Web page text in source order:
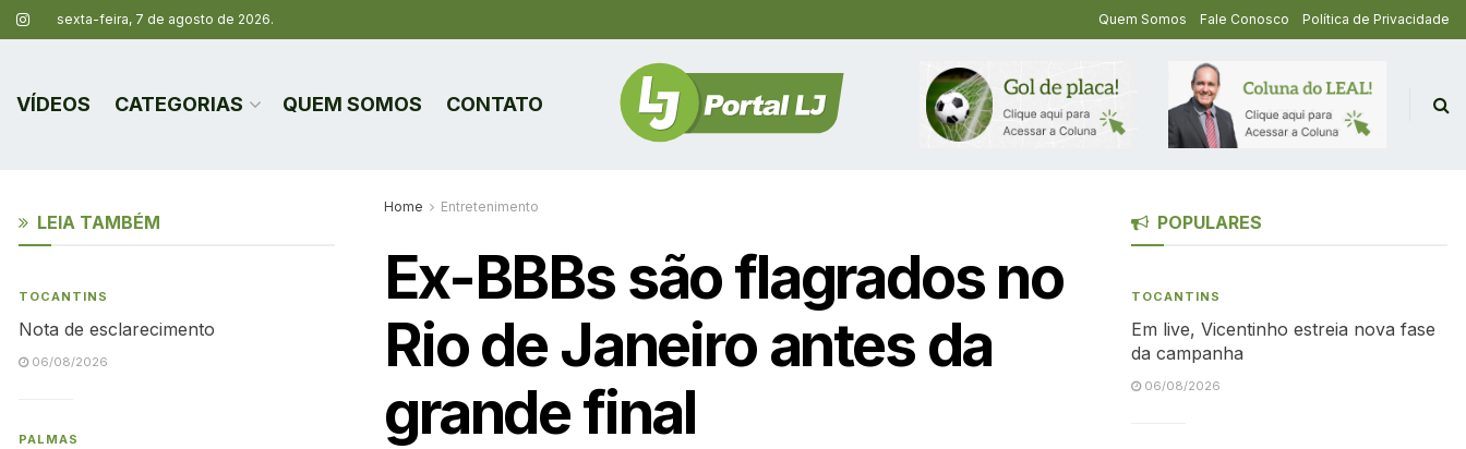
sexta-feira, 7 de agosto de 2026. Quem Somos Fale Conosco Política de Privacidade
VÍDEOS CATEGORIAS QUEM SOMOS CONTATO
Home Entretenimento
Ex-BBBs são flagrados no
Rio de Janeiro antes da
grande final
LEIA TAMBÉM
TOCANTINS
Nota de esclarecimento
06/08/2026
PALMAS
POPULARES
TOCANTINS
Em live, Vicentinho estreia nova fase
da campanha
06/08/2026